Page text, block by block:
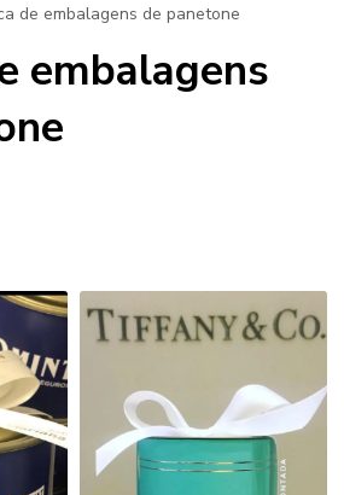
de embalagens de panetone
embalagens